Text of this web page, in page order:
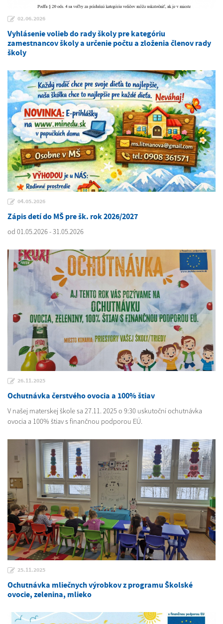
02.06.2026
Vyhlásenie volieb do rady školy pre kategóriu
zamestnancov školy a určenie počtu a zloženia členov rady
školy
04.05.2026
Zápis detí do MŠ pre šk. rok 2026/2027
od 01.05.2026 - 31.05.2026
26.11.2025
Ochutnávka čerstvého ovocia a 100% štiav
V našej materskej škole sa 27.11. 2025 o 9:30 uskutoční ochutnávka
ovocia a 100% štiav s finančnou podporou EÚ.
25.11.2025
Ochutnávka mliečnych výrobkov z programu Školské
ovocie, zelenina, mlieko